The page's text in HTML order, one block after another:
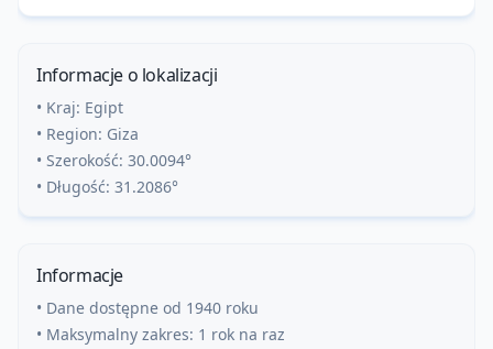
Informacje o lokalizacji
• Kraj: Egipt
• Region: Giza
• Szerokość: 30.0094°
• Długość: 31.2086°
Informacje
• Dane dostępne od 1940 roku
• Maksymalny zakres: 1 rok na raz